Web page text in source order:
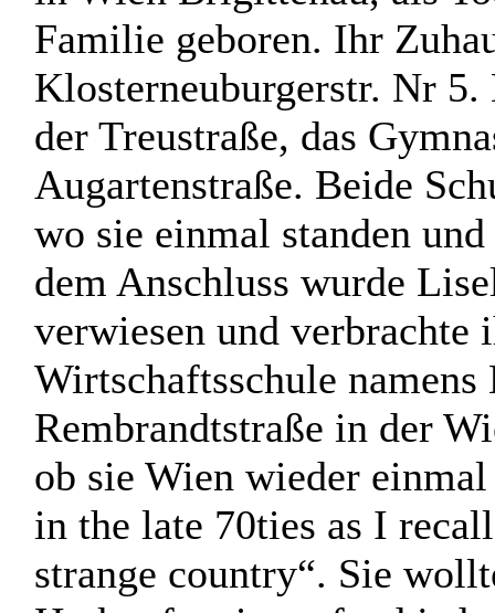
Familie geboren. Ihr
Klosterneuburgerstr. Nr
der Treustraße, das
Augartenstraße. Beide
wo sie einmal standen
dem Anschluss wurde
verwiesen und verbrachte
Wirtschaftsschule
Rembrandtstraße in der
ob sie Wien wieder
in the late 70ties as I
strange country“. Sie